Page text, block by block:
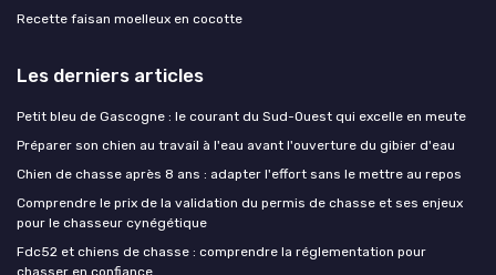
Recette faisan moelleux en cocotte
Les derniers articles
Petit bleu de Gascogne : le courant du Sud-Ouest qui excelle en meute
Préparer son chien au travail à l'eau avant l'ouverture du gibier d'eau
Chien de chasse après 8 ans : adapter l'effort sans le mettre au repos
Comprendre le prix de la validation du permis de chasse et ses enjeux
pour le chasseur cynégétique
Fdc52 et chiens de chasse : comprendre la réglementation pour